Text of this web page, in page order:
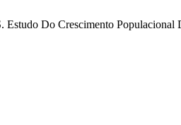
Estudo Do Crescimento